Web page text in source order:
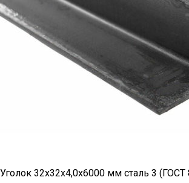
Уголок 32х32х4,0х6000 мм сталь 3 (ГОСТ